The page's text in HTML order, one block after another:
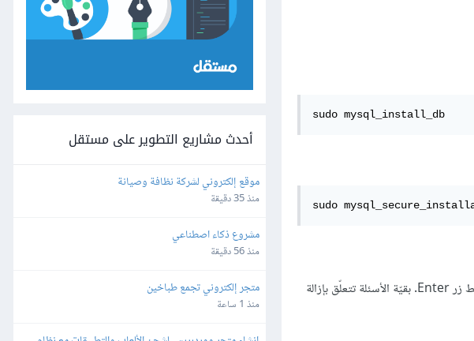
sudo mysql_install_db
ثمّ اضغط زر Enter. بقيّة الأسئلة تتعلّق بإزالة
أحدث مشاريع التطوير على مستقل
موقع إلكتروني لشركة نظافة وصيانة
منذ 35 دقيقة
مشروع ذكاء اصطناعي
منذ 56 دقيقة
متجر إلكتروني تجمع طباخين
منذ 1 ساعة